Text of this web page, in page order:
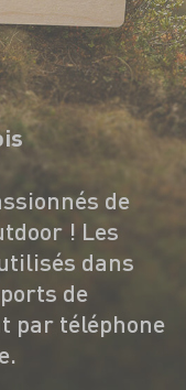
de
! Les
dans
de
par téléphone